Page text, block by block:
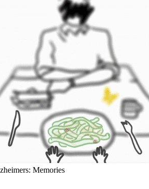
Memories